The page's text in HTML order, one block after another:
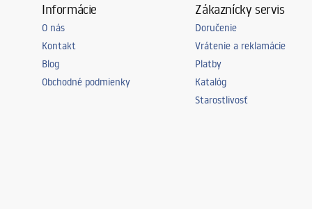
Informácie
O nás
Kontakt
Blog
Obchodné podmienky
Zákaznícky servis
Doručenie
Vrátenie a reklamácie
Platby
Katalóg
Starostlivosť